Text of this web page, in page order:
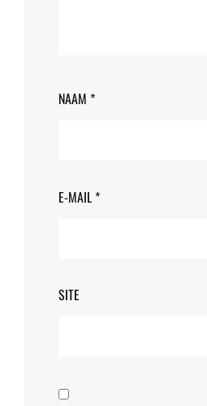
NAAM *
E-MAIL*
SITE